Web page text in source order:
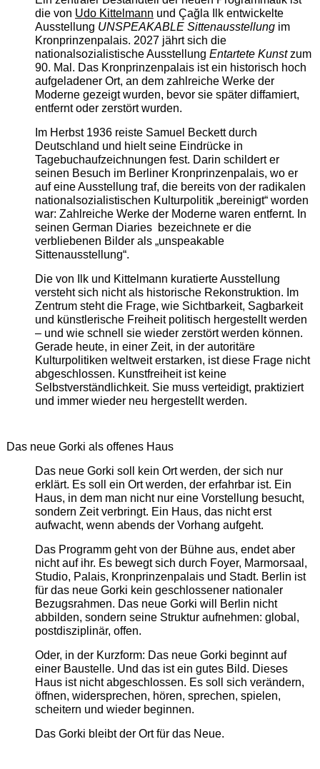
die von Udo Kittelmann und Çağla Ilk entwickelte
Ausstellung UNSPEAKABLE Sittenausstellungim
Kronprinzenpalais. 2027 jährt sich die
nationalsozialistische Ausstellung Entartete Kunstzum
90. Mal. Das Kronprinzenpalais ist ein historisch hoch
aufgeladener Ort, an dem zahlreiche Werke der
Moderne gezeigt wurden, bevor sie später diffamiert,
entfernt oder zerstört wurden.
Im Herbst 1936 reiste Samuel Beckett durch
Deutschland und hielt seine Eindrücke in
Tagebuchaufzeichnungen fest. Darin schildert er
seinen Besuch im Berliner Kronprinzenpalais, wo er
auf eine Ausstellung traf, die bereits von der radikalen
nationalsozialistischen Kulturpolitik „bereinigt“ worden
war: Zahlreiche Werke der Moderne waren entfernt. In
seinen German Diaries bezeichnete er die
verbliebenen Bilder als „unspeakable
Sittenausstellung“.
Die von Ilk und Kittelmann kuratierte Ausstellung
versteht sich nicht als historische Rekonstruktion. Im
Zentrum steht die Frage, wie Sichtbarkeit, Sagbarkeit
und künstlerische Freiheit politisch hergestellt werden
– und wie schnell sie wieder zerstört werden können.
Gerade heute, in einer Zeit, in der autoritäre
Kulturpolitiken weltweit erstarken, ist diese Frage nicht
abgeschlossen. Kunstfreiheit ist keine
Selbstverständlichkeit. Sie muss verteidigt, praktiziert
und immer wieder neu hergestellt werden.
Das neue Gorki als offenes Haus
Das neue Gorki soll kein Ort werden, der sich nur
erklärt. Es soll ein Ort werden, der erfahrbar ist. Ein
Haus, in dem man nicht nur eine Vorstellung besucht,
sondern Zeit verbringt. Ein Haus, das nicht erst
aufwacht, wenn abends der Vorhang aufgeht.
Das Programm geht von der Bühne aus, endet aber
nicht auf ihr. Es bewegt sich durch Foyer, Marmorsaal,
Studio, Palais, Kronprinzenpalais und Stadt. Berlin ist
für das neue Gorki kein geschlossener nationaler
Bezugsrahmen. Das neue Gorki will Berlin nicht
abbilden, sondern seine Struktur aufnehmen: global,
postdisziplinär, offen.
Oder, in der Kurzform: Das neue Gorki beginnt auf
einer Baustelle. Und das ist ein gutes Bild. Dieses
Haus ist nicht abgeschlossen. Es soll sich verändern,
öffnen, widersprechen, hören, sprechen, spielen,
scheitern und wieder beginnen.
Das Gorki bleibt der Ort für das Neue.